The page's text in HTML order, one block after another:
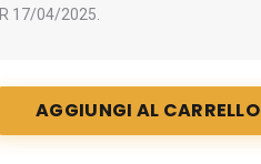
17/04/2025.
AGGIUNGI AL CARRELLO